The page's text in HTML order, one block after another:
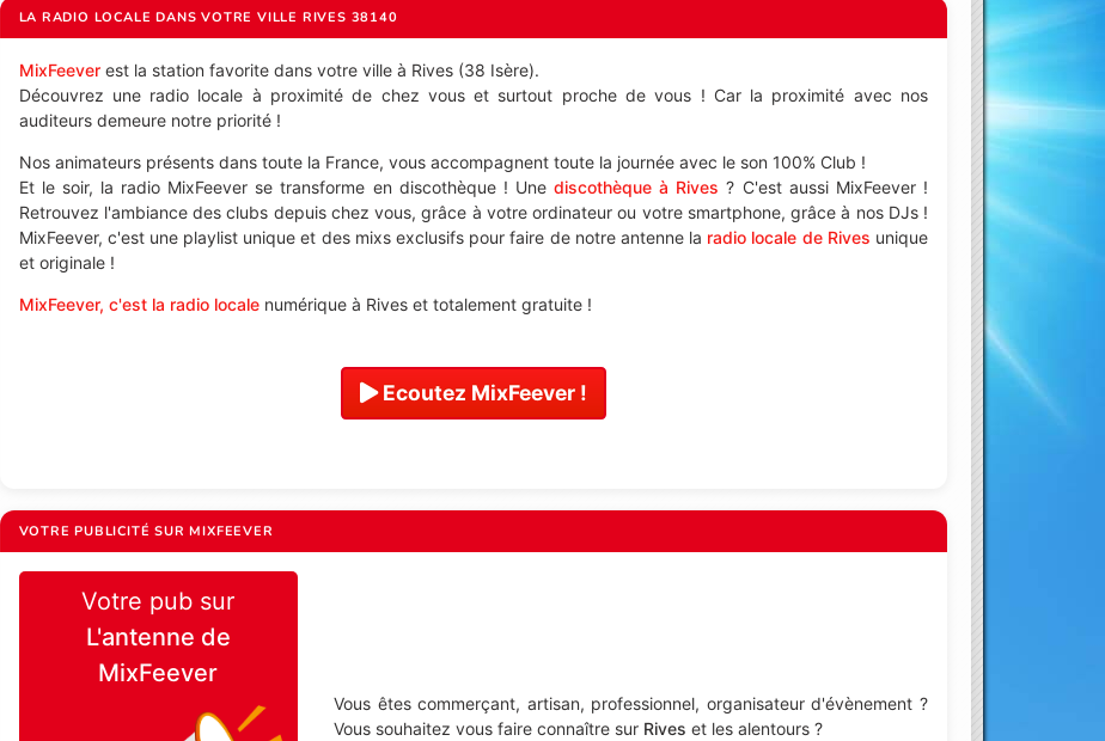
LA RADIO LOCALE DANS VOTRE VILLE RIVES 38140
MixFeeverest la station favorite dans votre ville à Rives (38 Isère).
Découvrez une radio locale à proximité de chez vous et surtout proche de vous ! Car la proximité avec nos
auditeurs demeure notre priorité !
Nos animateurs présents dans toute la France, vous accompagnent toute la journée avec le son 100% Club !
Et le soir, la radio MixFeever se transforme en discothèque ! Unediscothèque à Rives ? C'est aussi MixFeever !
Retrouvez l'ambiance des clubs depuis chez vous, grâce à votre ordinateur ou votre smartphone, grâce à nos DJs !
MixFeever, c'est une playlist unique et des mixs exclusifs pour faire de notre antenne la radio locale de Rives unique
et originale !
MixFeever, c'est la radio localenumérique à Rives et totalement gratuite !
Ecoutez MixFeever !
VOTRE PUBLICITÉ SUR MIXFEEVER
Votre pub sur
L'antenne de
MixFeever
Vous êtes commerçant, artisan, professionnel, organisateur d'évènement ?
Vous souhaitez vous faire connaître sur Rives et les alentours ?